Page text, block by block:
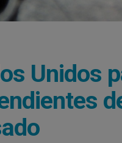
Unidos